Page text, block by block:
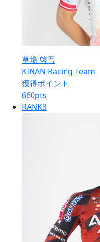
草場 啓吾
KINAN Racing Team
獲得ポイント
660pts
RANK3